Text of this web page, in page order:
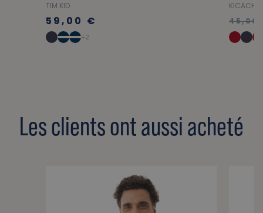
TIM KID
59,00 €
+2
45,00
Les clients ont aussi acheté